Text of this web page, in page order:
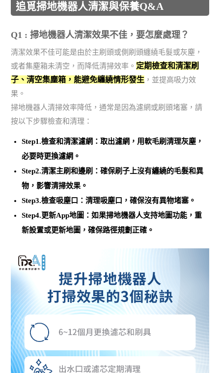
追覓掃地機器人清潔與保養Q&A
Q1 : 掃地機器人清潔效果不佳，要怎麼處理？
清潔效果不佳可能是由於主刷頭或側刷頭纏繞毛髮或灰塵，
或者集塵箱未清空，而降低清掃效率。 定期檢查和清潔刷
子、清空集塵箱，能避免纏繞情形發生 ，並提高吸力效
果。
掃地機器人清掃效率降低，通常是因為濾網或刷頭堵塞，請
按以下步驟檢查和清理：
Step1.檢查和清潔濾網：取出濾網，用軟毛刷清理灰塵，
必要時更換濾網 。
Step2.清潔主刷和邊刷：確保刷子上沒有纏繞的毛髮和異
物 ，影響清掃效果。
Step3.檢查吸塵口：清理吸塵口，確保沒有異物堵塞。
Step4.更新App地圖：如果掃地機器人支持地圖功能，重
新設置或更新地圖，確保路徑規劃正確 。